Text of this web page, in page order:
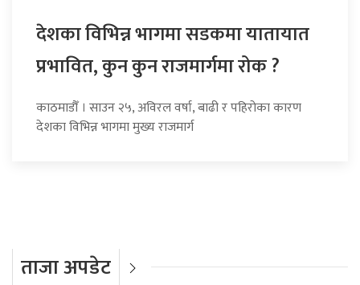
देशका विभिन्न भागमा सडकमा यातायात
प्रभावित, कुन कुन राजमार्गमा रोक ?
काठमाडौँ । साउन २५, अविरल वर्षा, बाढी र पहिरोका कारण
देशका विभिन्न भागमा मुख्य राजमार्ग
ताजा अपडेट